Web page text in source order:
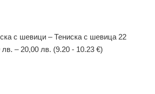
с шевици – Тениска с шевица 22
лв. – 20,00 лв. (9.20 - 10.23 €)